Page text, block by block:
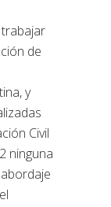
de
y
Civil
ninguna